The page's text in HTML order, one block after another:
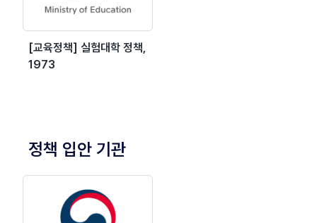
[교육정책] 실험대학 정책,
1973
정책 입안 기관